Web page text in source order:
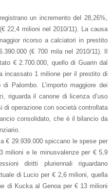
un incremento del 28,26%,
22,4 milioni nel 2010/11). La causa
ricorso a calciatori in prestito
(€ 700 mila nel 2010/11). Il
€ 2.700.000, quello di Guarin dal
incassato 1 milione per il prestito di
Palombo. L’importo maggiore dei
riguarda il canone di licenza d’uso
di operazione con società controllata
consolidato, che è il bilancio da
€ 29.939.000 spiccano le spese per
milioni e le minusvalenze per € 5,9
diritti pluriennali riguardano
di Lucio per € 2,6 milioni, quella
di Kucka al Genoa per € 13 milioni